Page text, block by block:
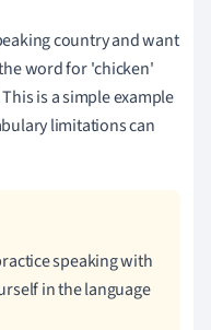
country and want
word for 'chicken'
is a simple example
limitations can
speaking with
in the language